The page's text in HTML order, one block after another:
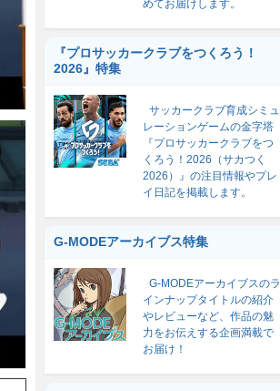
めてお届けします。
『プロサッカークラブをつくろう！
2026』特集
サッカークラブ育成シミュ
レーションゲームの金字塔
『プロサッカークラブをつ
くろう！2026（サカつく
2026）』の注目情報やプレ
イ日記を掲載します。
G-MODEアーカイブス特集
G-MODEアーカイブスのラ
インナップタイトルの紹介
やレビューなど、作品の魅
力をお伝えする企画満載で
お届け！